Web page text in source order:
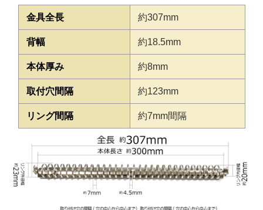
金具全長 約307mm
背幅 約18.5mm
本体厚み 約8mm
取付穴間隔 約123mm
リング間隔 約7mm間隔